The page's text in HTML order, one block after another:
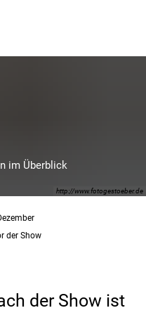
http://www.fotogestoeber.de
im Überblick
der Show
der Show ist